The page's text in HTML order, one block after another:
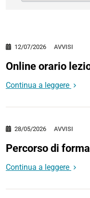
AVVISI
12/07/2026
Online orario
Continua a leggere
AVVISI
28/05/2026
Percorso di
Continua a leggere